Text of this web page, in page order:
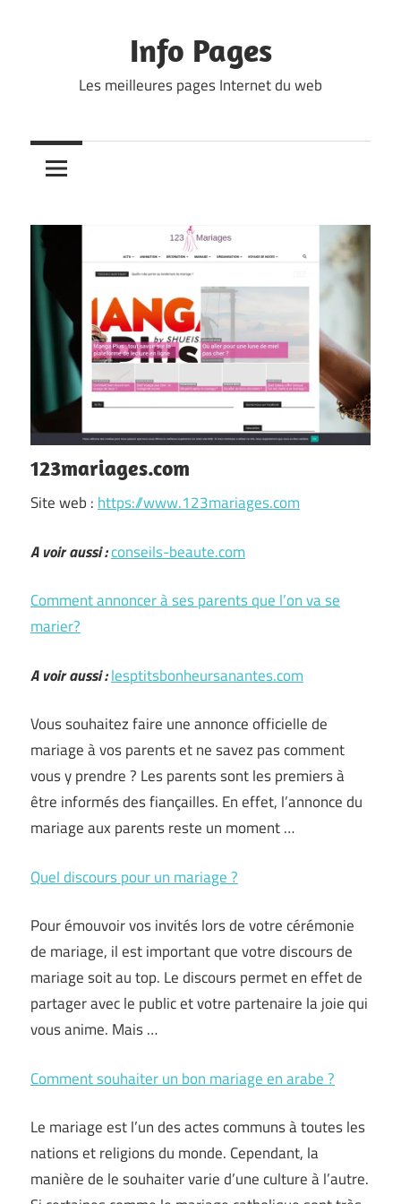
Info Pages
Les meilleures pages Internet du web
123mariages.com
Site web : https://www.123mariages.com
A voir aussi :conseils-beaute.com
Comment annoncer à ses parents que l’on va se
marier?
A voir aussi :lesptitsbonheursanantes.com
Vous souhaitez faire une annonce officielle de
mariage à vos parents et ne savez pas comment
vous y prendre ? Les parents sont les premiers à
être informés des fiançailles. En effet, l’annonce du
mariage aux parents reste un moment …
Quel discours pour un mariage ?
Pour émouvoir vos invités lors de votre cérémonie
de mariage, il est important que votre discours de
mariage soit au top. Le discours permet en effet de
partager avec le public et votre partenaire la joie qui
vous anime. Mais …
Comment souhaiter un bon mariage en arabe ?
Le mariage est l’un des actes communs à toutes les
nations et religions du monde. Cependant, la
manière de le souhaiter varie d’une culture à l’autre.